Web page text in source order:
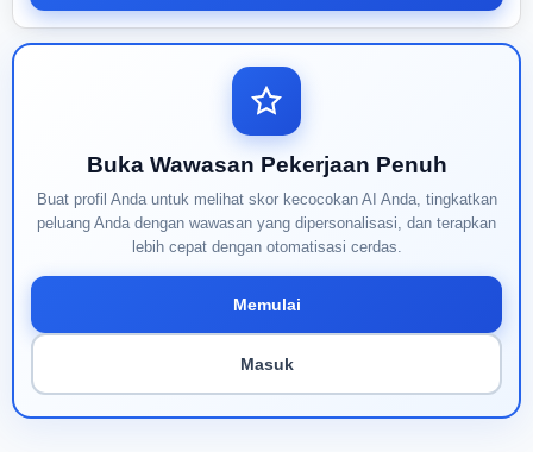
Buka Wawasan Pekerjaan Penuh
Buat profil Anda untuk melihat skor kecocokan AI Anda, tingkatkan
peluang Anda dengan wawasan yang dipersonalisasi, dan terapkan
lebih cepat dengan otomatisasi cerdas.
Memulai
Masuk